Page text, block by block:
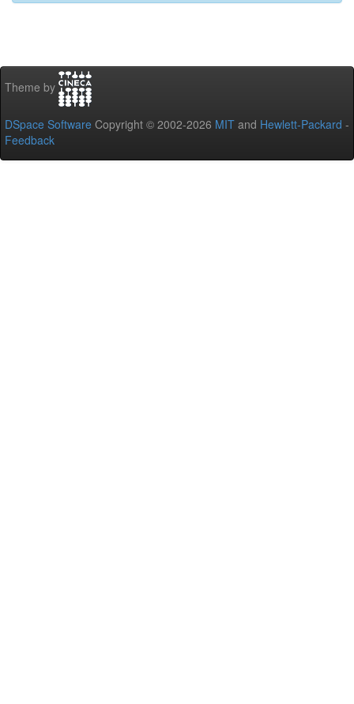
Theme by
DSpace Software Copyright © 2002-2026 MIT and Hewlett-Packard -
Feedback